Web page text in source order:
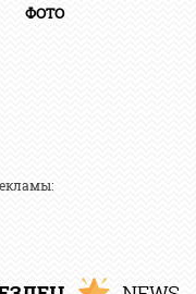
ФОТО